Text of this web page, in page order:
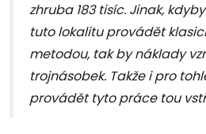
zhruba 183 tisíc. Jinak,
tuto lokalitu provádět
metodou, tak by náklady
trojnásobek. Takže i pro
provádět tyto práce tou